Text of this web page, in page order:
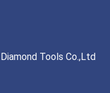
Tools Co.,Ltd